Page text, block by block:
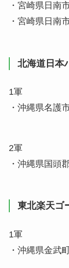
・宮崎県日南
・宮崎県日
北海道日本
1軍
・沖縄県名護
2軍
・沖縄県国頭
東北楽天ゴ
1軍
・沖縄県金武